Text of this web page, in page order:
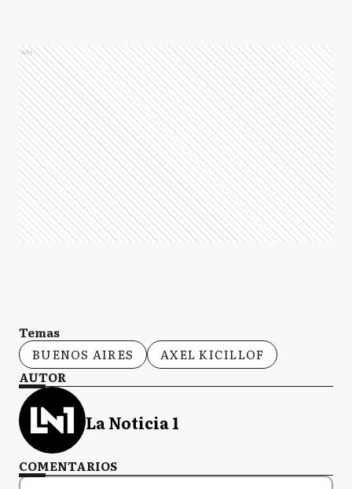
Ads
Temas
BUENOS AIRES
AXEL KICILLOF
AUTOR
La Noticia 1
COMENTARIOS